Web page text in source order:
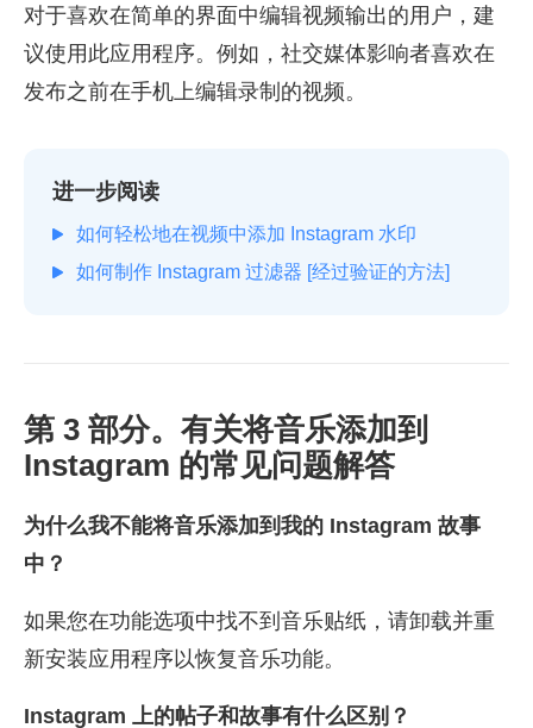
对于喜欢在简单的界面中编辑视频输出的用户，建
议使用此应用程序。例如，社交媒体影响者喜欢在
发布之前在手机上编辑录制的视频。
进一步阅读
如何轻松地在视频中添加 Instagram 水印
如何制作 Instagram 过滤器 [经过验证的方法]
第 3 部分。有关将音乐添加到
Instagram 的常见问题解答
为什么我不能将音乐添加到我的 Instagram 故事
中？
如果您在功能选项中找不到音乐贴纸，请卸载并重
新安装应用程序以恢复音乐功能。
Instagram 上的帖子和故事有什么区别？